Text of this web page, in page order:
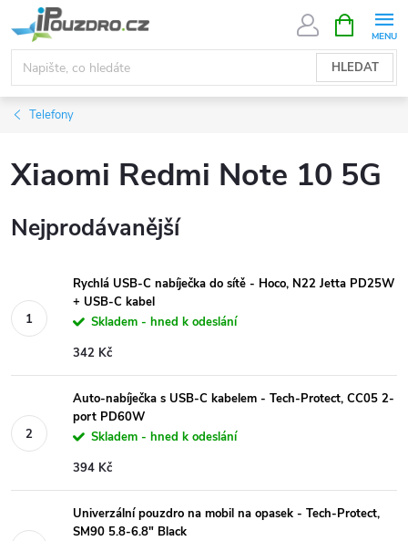
na
obsah
HLEDAT
NÁKUPNÍ
KOŠÍK
Telefony
Xiaomi Redmi Note 10 5G
Nejprodávanější
Rychlá USB-C nabíječka do sítě - Hoco, N22 Jetta PD25W
+ USB-C kabel
Skladem - hned k odeslání
342 Kč
Auto-nabíječka s USB-C kabelem - Tech-Protect, CC05 2-
port PD60W
Skladem - hned k odeslání
394 Kč
Univerzální pouzdro na mobil na opasek - Tech-Protect,
SM90 5.8-6.8" Black